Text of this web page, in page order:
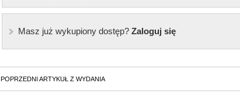
Masz już wykupiony dostęp?Zaloguj się
POPRZEDNI ARTYKUŁ Z WYDANIA